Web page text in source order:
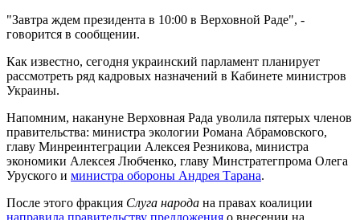
"Завтра ждем президента в 10:00 в Верховной Раде", -
говорится в сообщении.
Как известно, сегодня украинский парламент планирует
рассмотреть ряд кадровых назначений в Кабинете министров
Украины.
Напомним, накануне Верховная Рада уволила пятерых членов
правительства: министра экологии Романа Абрамовского,
главу Минреинтеграции Алексея Резникова, министра
экономики Алексея Любченко, главу Минстратегпрома Олега
Уруского и министра обороны Андрея Тарана.
После этого фракция Слуга народа на правах коалиции
направила правительству предложения о внесении на